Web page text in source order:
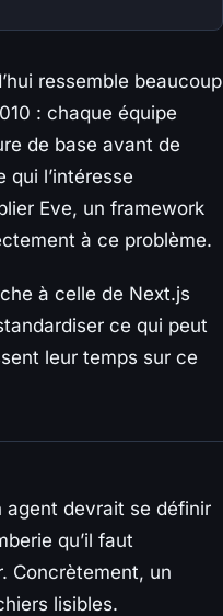
ressemble beaucoup
: chaque équipe
de base avant de
qui l’intéresse
Eve, un framework
à ce problème.
à celle de Next.js
ce qui peut
leur temps sur ce
agent devrait se définir
qu’il faut
Concrètement, un
lisibles.